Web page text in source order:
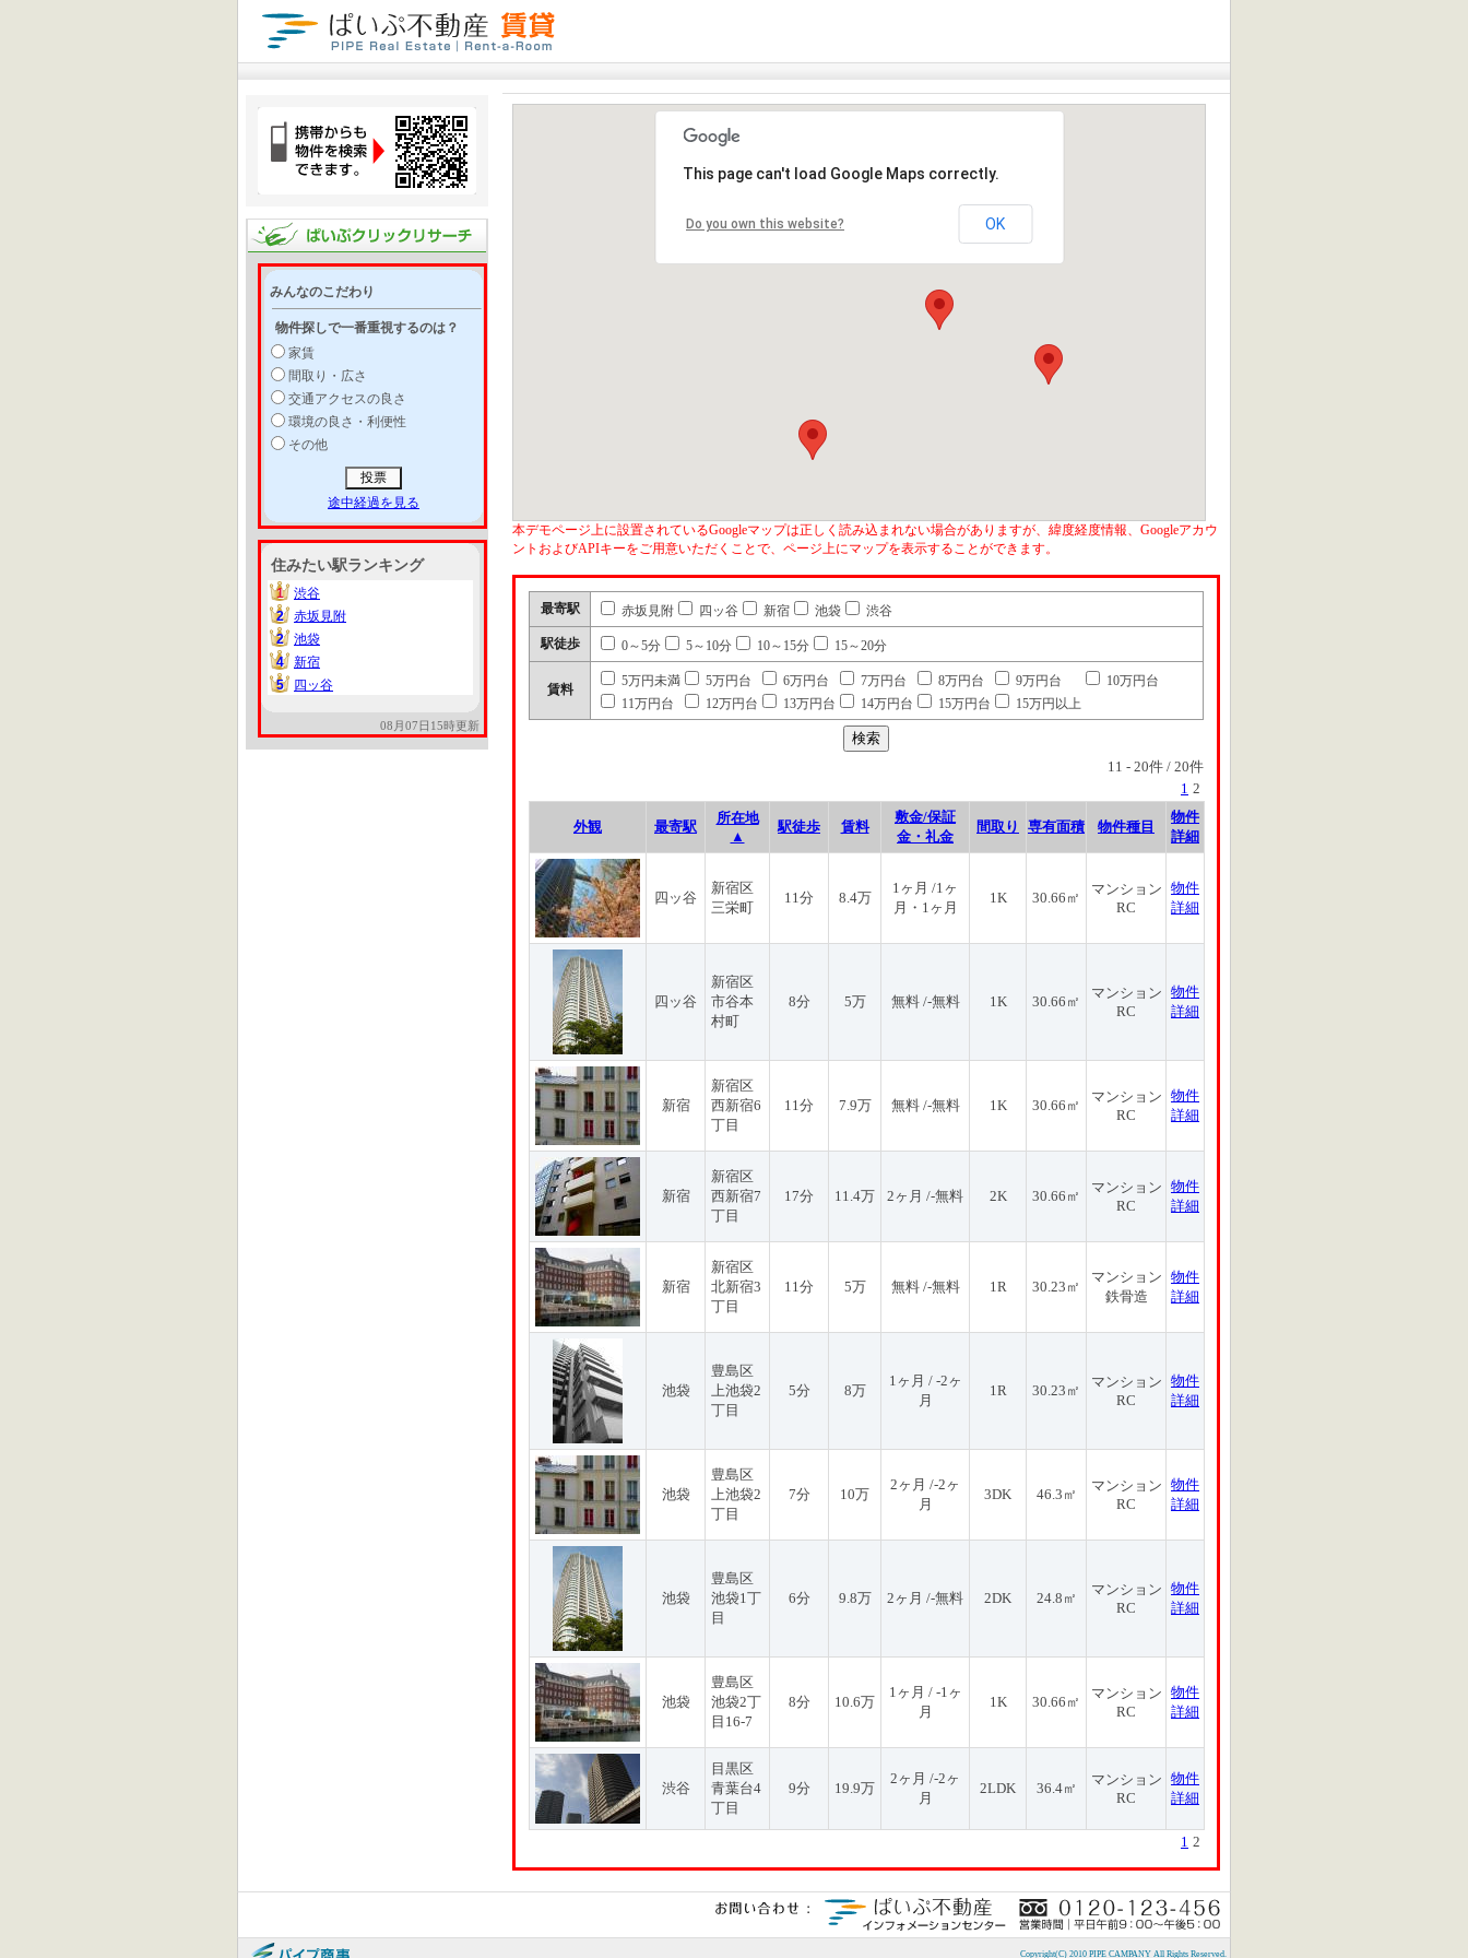
みんなのこだわり
物件探しで一番重視するのは？
家賃
間取り・広さ
交通アクセスの良さ
環境の良さ・利便性
その他
途中経過を見る
住みたい駅ランキング
1
1
渋谷
2
2
赤坂見附
2
2
池袋
4
4
新宿
5
5 四ッ谷
08月07日15時更新
This page can't load Google Maps correctly.
Do you own this website? OK
本デモページ上に設置されているGoogleマップは正しく読み込まれない場合がありますが、緯度経度情報、Googleアカウ
ントおよびAPIキーをご用意いただくことで、ページ上にマップを表示することができます。
最寄駅 赤坂見附 四ッ谷 新宿 池袋 渋谷
駅徒歩 0～5分 5～10分 10～15分 15～20分
賃料
5万円未満 5万円台 6万円台 7万円台 8万円台 9万円台
10万円台
11万円台
12万円台 13万円台 14万円台 15万円台 15万円以上
11 - 20件 / 20件
1 2
外観 最寄駅
所在地
▲
駅徒歩 賃料
敷金/保証
金・礼金
間取り 専有面積 物件種目
物件
詳細
四ッ谷
新宿区
三栄町
11分 8.4万
1ヶ月 /1ヶ
月・1ヶ月
1K 30.66㎡
マンション
RC
物件
詳細
四ッ谷
新宿区
市谷本
村町
8分 5万 無料 /-無料 1K 30.66㎡
マンション
RC
物件
詳細
新宿
新宿区
西新宿6
丁目
11分 7.9万 無料 /-無料 1K 30.66㎡
マンション
RC
物件
詳細
新宿
新宿区
西新宿7
丁目
17分 11.4万 2ヶ月 /-無料 2K 30.66㎡
マンション
RC
物件
詳細
新宿
新宿区
北新宿3
丁目
11分 5万 無料 /-無料 1R 30.23㎡
マンション
鉄骨造
物件
詳細
池袋
豊島区
上池袋2
丁目
5分 8万
1ヶ月 / -2ヶ
月
1R 30.23㎡
マンション
RC
物件
詳細
池袋
豊島区
上池袋2
丁目
7分 10万
2ヶ月 /-2ヶ
月
3DK 46.3㎡
マンション
RC
物件
詳細
池袋
豊島区
池袋1丁
目
6分 9.8万 2ヶ月 /-無料 2DK 24.8㎡
マンション
RC
物件
詳細
池袋
豊島区
池袋2丁
目16-7
8分 10.6万
1ヶ月 / -1ヶ
月
1K 30.66㎡
マンション
RC
物件
詳細
渋谷
目黒区
青葉台4
丁目
9分 19.9万
2ヶ月 /-2ヶ
月
2LDK 36.4㎡
マンション
RC
物件
詳細
1 2
Copyright(C) 2010 PIPE CAMPANY All Rights Reserved.